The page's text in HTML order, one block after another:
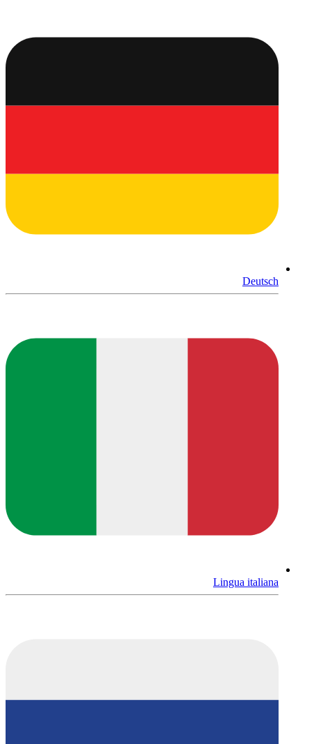
Deutsch
Lingua italiana